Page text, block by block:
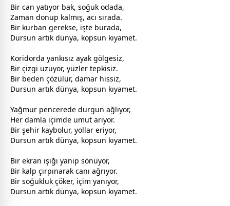
Bir can yatıyor bak, soğuk odada,
Zaman donup kalmış, acı sırada.
Bir kurban gerekse, işte burada,
Dursun artık dünya, kopsun kıyamet.
Koridorda yankısız ayak gölgesiz,
Bir çizgi uzuyor, yüzler tepkisiz.
Bir beden çözülür, damar hissiz,
Dursun artık dünya, kopsun kıyamet.
Yağmur pencerede durgun ağlıyor,
Her damla içimde umut arıyor.
Bir şehir kaybolur, yollar eriyor,
Dursun artık dünya, kopsun kıyamet.
Bir ekran ışığı yanıp sönüyor,
Bir kalp çırpınarak canı ağrıyor.
Bir soğukluk çöker, içim yanıyor,
Dursun artık dünya, kopsun kıyamet.